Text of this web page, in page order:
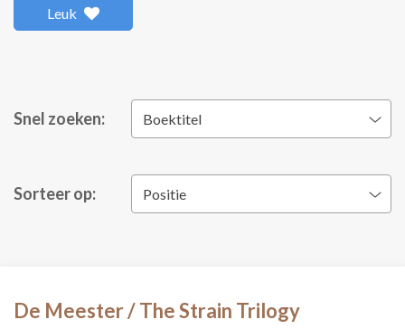
Leuk
Snel zoeken: Boektitel
Sorteer op: Positie
De Meester / The Strain Trilogy